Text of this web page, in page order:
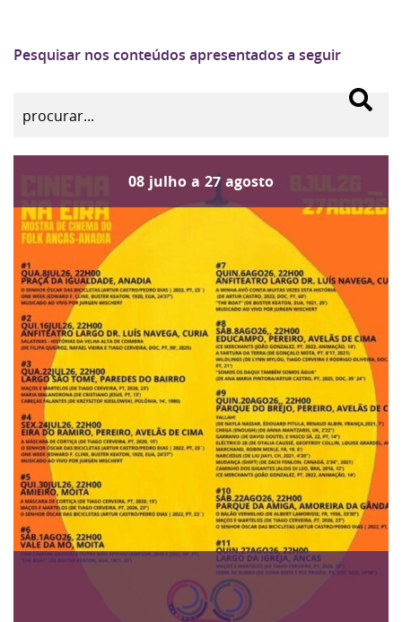
Pesquisar nos conteúdos apresentados a seguir
08 julho a 27 agosto